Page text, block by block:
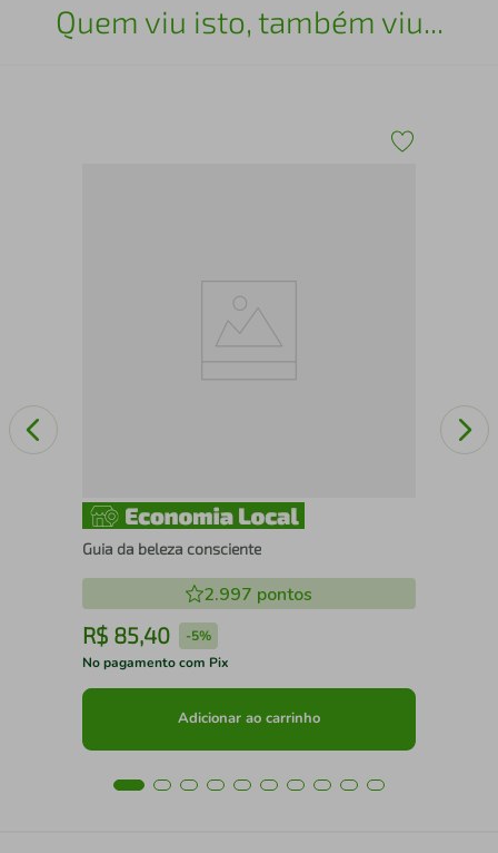
Quem viu isto, também viu...
Guia da beleza consciente
2.997 pontos
R$ 85,40 -5%
No pagamento com Pix
Adicionar ao carrinho